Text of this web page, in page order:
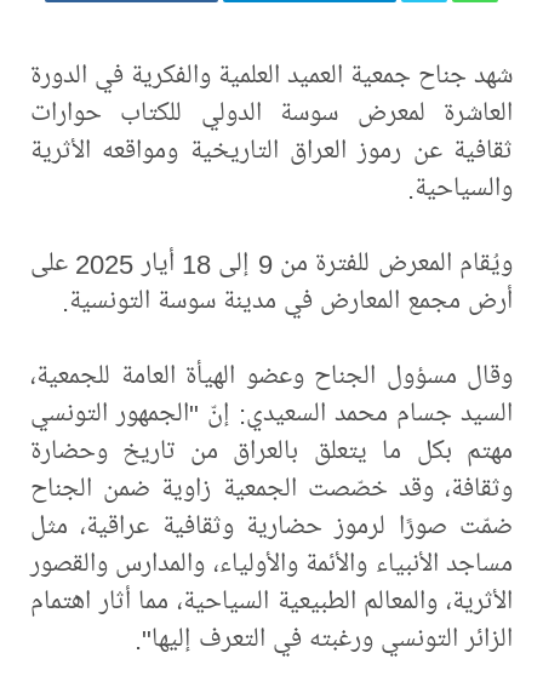
شهد جناح جمعية العميد العلمية والفكرية في الدورة
العاشرة لمعرض سوسة الدولي للكتاب حوارات
ثقافية عن رموز العراق التاريخية ومواقعه الأثرية
والسياحية.
ويُقام المعرض للفترة من 9 إلى 18 أيار 2025 على
أرض مجمع المعارض في مدينة سوسة التونسية.
وقال مسؤول الجناح وعضو الهيأة العامة للجمعية،
السيد جسام محمد السعيدي: إنّ "الجمهور التونسي
مهتم بكل ما يتعلق بالعراق من تاريخ وحضارة
وثقافة، وقد خصّصت الجمعية زاوية ضمن الجناح
ضمّت صورًا لرموز حضارية وثقافية عراقية، مثل
مساجد الأنبياء والأئمة والأولياء، والمدارس والقصور
الأثرية، والمعالم الطبيعية السياحية، مما أثار اهتمام
الزائر التونسي ورغبته في التعرف إليها".